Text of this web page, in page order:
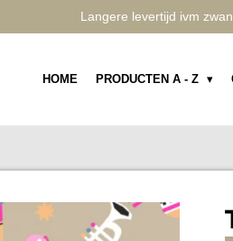
Langere levertijd ivm
HOME PRODUCTEN A - Z